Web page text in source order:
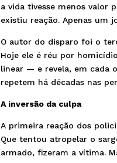
a vida tivesse menos valor
existiu reação. Apenas um
O autor do disparo foi o
Hoje ele é réu por
linear — e revela, em cada
repetem há décadas nas
A inversão da culpa
A primeira reação dos
Que tentou atropelar o
armado, fizeram a vítima.